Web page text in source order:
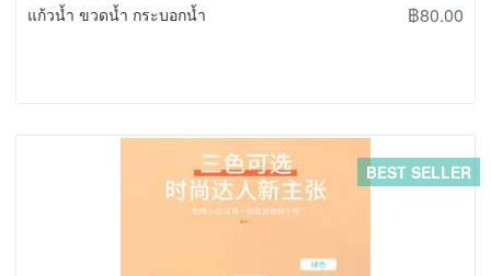
แก้วน้ำ ขวดน้ำ กระบอกน้ำ ฿80.00
BEST SELLER